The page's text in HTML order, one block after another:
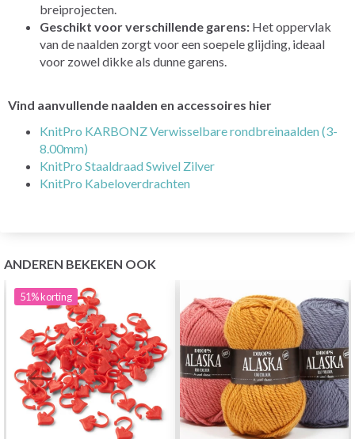
breiprojecten.
Geschikt voor verschillende garens: Het oppervlak
van de naalden zorgt voor een soepele glijding, ideaal
voor zowel dikke als dunne garens.
Vind aanvullende naalden en accessoires hier
KnitPro KARBONZ Verwisselbare rondbreinaalden (3-
8.00mm)
KnitPro Staaldraad Swivel Zilver
KnitPro Kabeloverdrachten
ANDEREN BEKEKEN OOK
51%korting